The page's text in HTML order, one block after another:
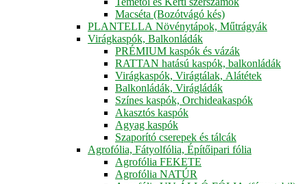
Macséta (Bozótvágó kés)
PLANTELLA Növénytápok, Műtrágyák
Virágkaspók, Balkonládák
PRÉMIUM kaspók és vázák
RATTAN hatású kaspók, balkonládák
Virágkaspók, Virágtálak, Alátétek
Balkonládák, Virágládák
Színes kaspók, Orchideakaspók
Akasztós kaspók
Agyag kaspók
Szaporító cserepek és tálcák
Agrofólia, Fátyolfólia, Építőipari fólia
Agrofólia FEKETE
Agrofólia NATÚR